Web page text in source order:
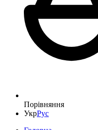
Порівняння
УкрРус